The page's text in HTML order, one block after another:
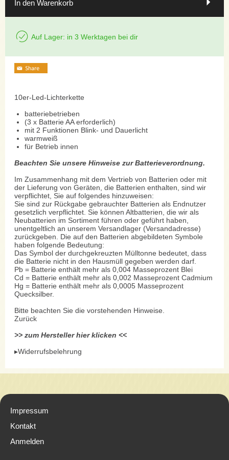
In den Warenkorb
Auf Lager: in 3 Werktagen bei dir
10er-Led-Lichterkette
batteriebetrieben
(3 x Batterie AA erforderlich)
mit 2 Funktionen Blink- und Dauerlicht
warmweiß
für Betrieb innen
Beachten Sie unsere Hinweise zur Batterieverordnung.
Im Zusammenhang mit dem Vertrieb von Batterien oder mit
der Lieferung von Geräten, die Batterien enthalten, sind wir
verpflichtet, Sie auf folgendes hinzuweisen:
Sie sind zur Rückgabe gebrauchter Batterien als Endnutzer
gesetzlich verpflichtet. Sie können Altbatterien, die wir als
Neubatterien im Sortiment führen oder geführt haben,
unentgeltlich an unserem Versandlager (Versandadresse)
zurückgeben. Die auf den Batterien abgebildeten Symbole
haben folgende Bedeutung:
Das Symbol der durchgekreuzten Mülltonne bedeutet, dass
die Batterie nicht in den Hausmüll gegeben werden darf.
Pb = Batterie enthält mehr als 0,004 Masseprozent Blei
Cd = Batterie enthält mehr als 0,002 Masseprozent Cadmium
Hg = Batterie enthält mehr als 0,0005 Masseprozent
Quecksilber.
Bitte beachten Sie die vorstehenden Hinweise.
Zurück
>> zum Hersteller hier klicken <<
▸Widerrufsbelehrung
Impressum
Kontakt
Anmelden